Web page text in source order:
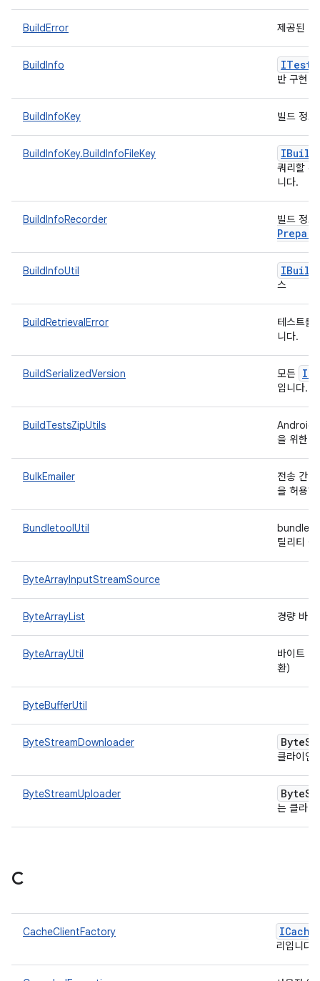
BuildError 제공된
BuildInfo ITest
반 구현
BuildInfoKey 빌드 정
BuildInfoKey.BuildInfoFileKey IBuild
쿼리할
니다.
BuildInfoRecorder 빌드 정
BuildInfoUtil IBuild
스
BuildRetrievalError
테스트를
니다.
BuildSerializedVersion 모든
입니다.
BuildTestsZipUtils
Android
을 위한
BulkEmailer
전송 간
을 허용
BundletoolUtil
틸리티
ByteArrayInputStreamSource
ByteArrayList 경량 바
ByteArrayUtil
바이트
환)
ByteBufferUtil
ByteStreamDownloader Byte
클라이언
ByteStreamUploader Byte
는 클라
C
CacheClientFactory ICache
리입니다.